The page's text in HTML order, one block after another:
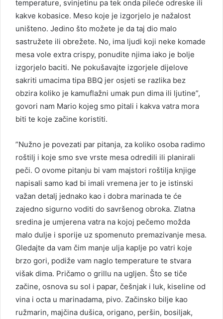
temperature, svinjetinu pa tek onda pileće odreske ili
kakve kobasice. Meso koje je izgorjelo je nažalost
uništeno. Jedino što možete je da taj dio malo
sastružete ili obrežete. No, ima ljudi koji neke komade
mesa vole extra crispy, ponudite njima iako je bolje
izgorjelo baciti. Ne pokušavajte izgorjele dijelove
sakriti umacima tipa BBQ jer osjeti se razlika bez
obzira koliko je kamuflažni umak pun dima ili ljutine”,
govori nam Mario kojeg smo pitali i kakva vatra mora
biti te koje začine koristiti.
”Nužno je povezati par pitanja, za koliko osoba radimo
roštilj i koje smo sve vrste mesa odredili ili planirali
peči. O ovome pitanju bi vam majstori roštilja knjige
napisali samo kad bi imali vremena jer to je istinski
važan detalj jednako kao i dobra marinada te će
zajedno sigurno voditi do savršenog obroka. Zlatna
sredina je umjerena vatra na kojoj pečemo možda
malo dulje i sporije uz spomenuto premazivanje mesa.
Gledajte da vam čim manje ulja kaplje po vatri koje
brzo gori, podiže vam naglo temperature te stvara
višak dima. Pričamo o grillu na ugljen. Što se tiče
začine, osnova su sol i papar, češnjak i luk, kiseline od
vina i octa u marinadama, pivo. Začinsko bilje kao
ružmarin, majčina dušica, origano, peršin, bosiljak,